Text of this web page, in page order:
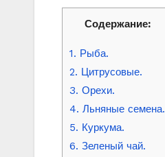
Содержание:
1. Рыба.
2. Цитрусовые.
3. Орехи.
4. Льняные семена.
5. Куркума.
6. Зеленый чай.